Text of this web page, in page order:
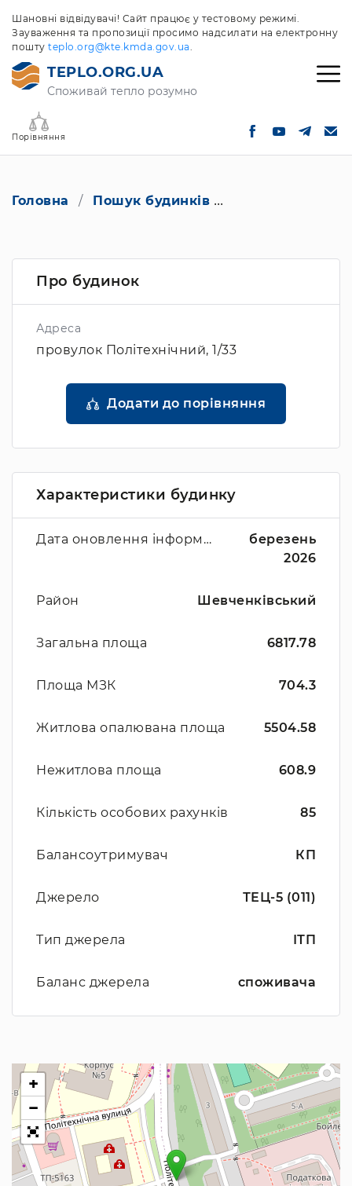
Шановні відвідувачі! Сайт працює у тестовому режимі.
Зауваження та пропозиції просимо надсилати на електронну
пошту teplo.org@kte.kmda.gov.ua.
TEPLO.ORG.UA
Споживай тепло розумно
Порівняння
Головна Пошук будинків
Про будинок
Адреса
провулок Політехнічний, 1/33
Додати до порівняння
Характеристики будинку
Дата оновлення інформації
березень
2026
Район Шевченківський
Загальна площа 6817.78
Площа МЗК 704.3
Житлова опалювана площа 5504.58
Нежитлова площа 608.9
Кількість особових рахунків 85
Балансоутримувач КП
Джерело ТЕЦ-5 (011)
Тип джерела ІТП
Баланс джерела споживача
+
−